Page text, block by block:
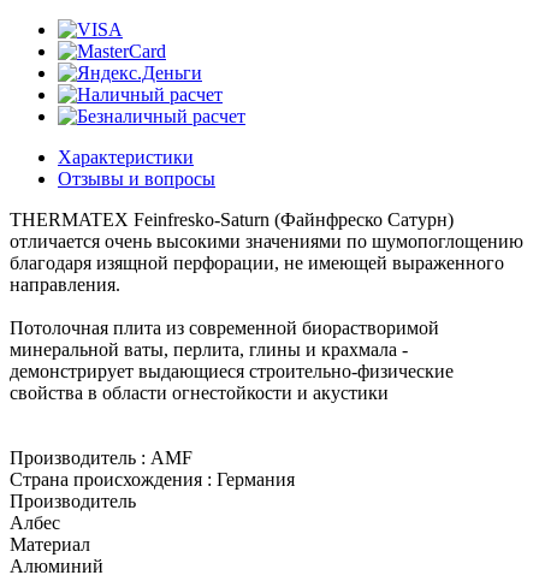
Характеристики
Отзывы и вопросы
THERMATEX Feinfresko-Saturn (Файнфреско Сатурн)
отличается очень высокими значениями по шумопоглощению
благодаря изящной перфорации, не имеющей выраженного
направления.
Потолочная плита из современной биорастворимой
минеральной ваты, перлита, глины и крахмала -
демонстрирует выдающиеся строительно-физические
свойства в области огнестойкости и акустики
Производитель : AMF
Страна происхождения : Германия
Производитель
Албес
Материал
Алюминий